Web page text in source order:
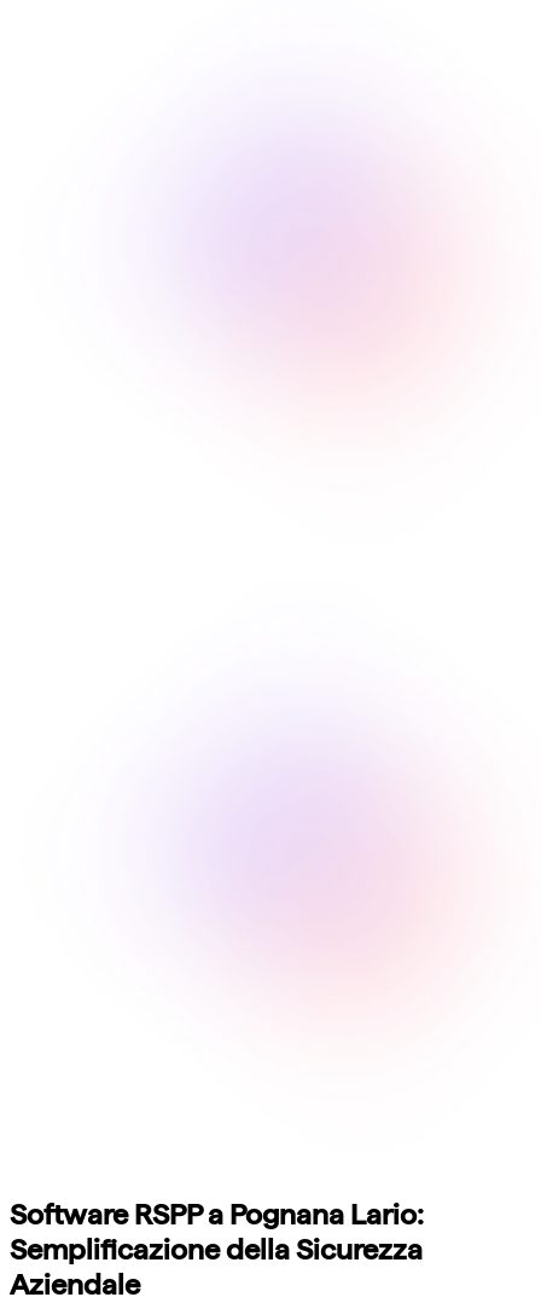
Software RSPP a Pognana Lario:
Semplificazione della Sicurezza
Aziendale